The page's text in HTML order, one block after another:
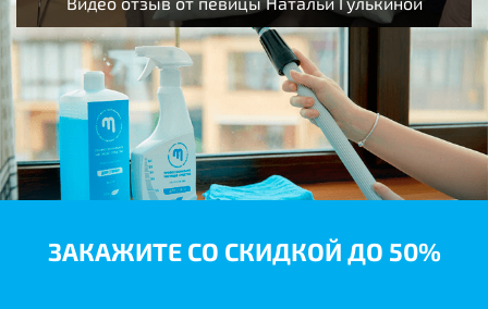
ЗАКАЖИТЕ СО СКИДКОЙ ДО 50%